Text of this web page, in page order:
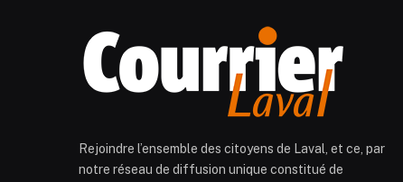
Rejoindre l’ensemble des citoyens de Laval, et ce, par
notre réseau de diffusion unique constitué de